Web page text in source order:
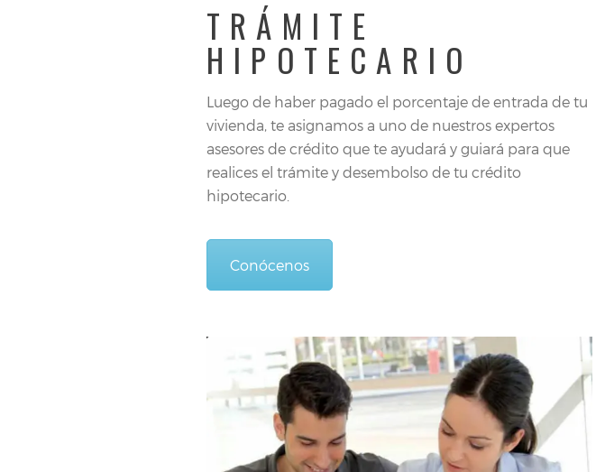
TRÁMITE
HIPOTECARIO
Luego de haber pagado el porcentaje de entrada de tu
vivienda, te asignamos a uno de nuestros expertos
asesores de crédito que te ayudará y guiará para que
realices el trámite y desembolso de tu crédito
hipotecario.
Conócenos